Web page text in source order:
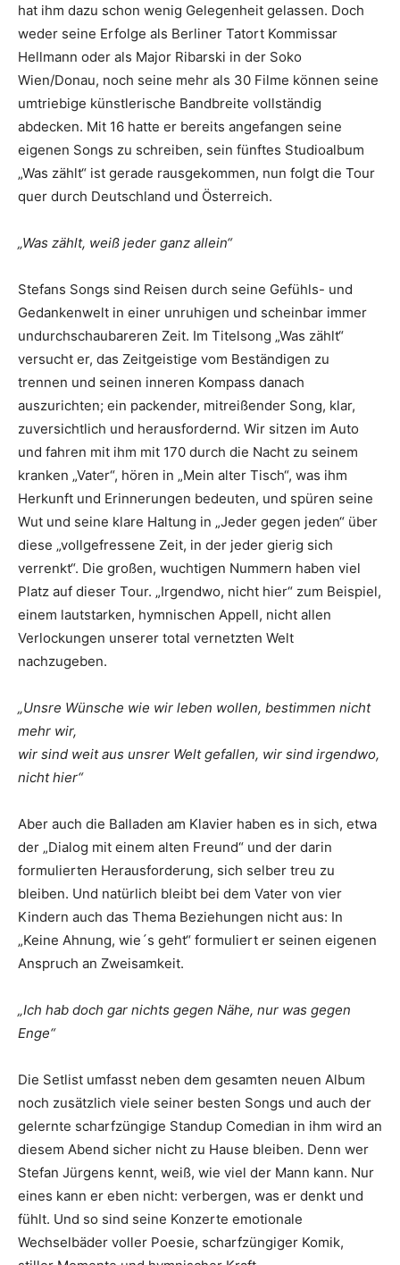
hat ihm dazu schon wenig Gelegenheit gelassen. Doch
weder seine Erfolge als Berliner Tatort Kommissar
Hellmann oder als Major Ribarski in der Soko
Wien/Donau, noch seine mehr als 30 Filme können seine
umtriebige künstlerische Bandbreite vollständig
abdecken. Mit 16 hatte er bereits angefangen seine
eigenen Songs zu schreiben, sein fünftes Studioalbum
„Was zählt“ ist gerade rausgekommen, nun folgt die Tour
quer durch Deutschland und Österreich.
„Was zählt, weiß jeder ganz allein“
Stefans Songs sind Reisen durch seine Gefühls- und
Gedankenwelt in einer unruhigen und scheinbar immer
undurchschaubareren Zeit. Im Titelsong „Was zählt“
versucht er, das Zeitgeistige vom Beständigen zu
trennen und seinen inneren Kompass danach
auszurichten; ein packender, mitreißender Song, klar,
zuversichtlich und herausfordernd. Wir sitzen im Auto
und fahren mit ihm mit 170 durch die Nacht zu seinem
kranken „Vater“, hören in „Mein alter Tisch“, was ihm
Herkunft und Erinnerungen bedeuten, und spüren seine
Wut und seine klare Haltung in „Jeder gegen jeden“ über
diese „vollgefressene Zeit, in der jeder gierig sich
verrenkt“. Die großen, wuchtigen Nummern haben viel
Platz auf dieser Tour. „Irgendwo, nicht hier“ zum Beispiel,
einem lautstarken, hymnischen Appell, nicht allen
Verlockungen unserer total vernetzten Welt
nachzugeben.
„Unsre Wünsche wie wir leben wollen, bestimmen nicht
mehr wir,
wir sind weit aus unsrer Welt gefallen, wir sind irgendwo,
nicht hier“
Aber auch die Balladen am Klavier haben es in sich, etwa
der „Dialog mit einem alten Freund“ und der darin
formulierten Herausforderung, sich selber treu zu
bleiben. Und natürlich bleibt bei dem Vater von vier
Kindern auch das Thema Beziehungen nicht aus: In
„Keine Ahnung, wie´s geht“ formuliert er seinen eigenen
Anspruch an Zweisamkeit.
„Ich hab doch gar nichts gegen Nähe, nur was gegen
Enge“
Die Setlist umfasst neben dem gesamten neuen Album
noch zusätzlich viele seiner besten Songs und auch der
gelernte scharfzüngige Standup Comedian in ihm wird an
diesem Abend sicher nicht zu Hause bleiben. Denn wer
Stefan Jürgens kennt, weiß, wie viel der Mann kann. Nur
eines kann er eben nicht: verbergen, was er denkt und
fühlt. Und so sind seine Konzerte emotionale
Wechselbäder voller Poesie, scharfzüngiger Komik,